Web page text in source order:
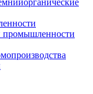
промышленности